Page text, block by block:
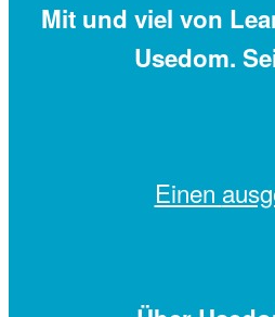
Mit und viel von
Usedom.
Einen